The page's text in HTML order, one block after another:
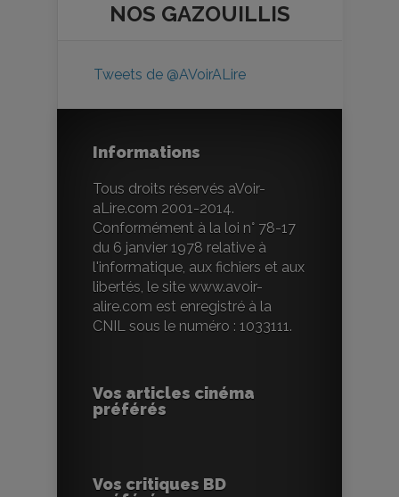
NOS GAZOUILLIS
Tweets de @AVoirALire
Informations
Tous droits réservés aVoir-
aLire.com 2001-2014.
Conformément à la loi n° 78-17
du 6 janvier 1978 relative à
l'informatique, aux fichiers et aux
libertés, le site www.avoir-
alire.com est enregistré à la
CNIL sous le numéro : 1033111.
Vos articles cinéma
préférés
Vos critiques BD